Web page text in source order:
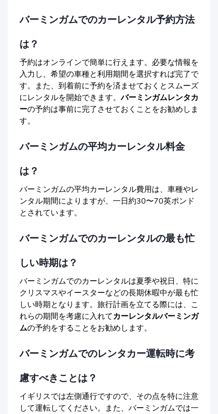
バーミンガムでのカーレンタル予約方法
は？
予約はオンラインで簡単に行えます。必要な情報を
入力し、希望の車種と利用期間を選択すれば完了で
す。また、到着前に予約を済ませておくとスムーズ
にレンタルを開始できます。バーミンガムレンタカ
ーの予約は事前に完了させておくことをお勧めしま
す。
バーミンガムの平均カーレンタル料金
は？
バーミンガムの平均カーレンタル費用は、車種やレ
ンタル期間によりますが、一日約30〜70英ポンド
とされています。
バーミンガムでのカーレンタルの最も忙
しい時期は？
バーミンガムでのカーレンタルは夏季や祝日、特に
クリスマスやイースターなどの長期休暇中が最も忙
しい時期となります。旅行計画を立てる際には、こ
れらの期間を考慮に入れてカーレンタルバーミンガ
ムの予約をすることをお勧めします。
バーミンガムでのレンタカー運転時に考
慮すべきことは？
イギリスでは左側通行ですので、その点を特に注意
して運転してください。また、バーミンガムでは一